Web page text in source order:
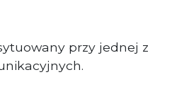
przy jednej z